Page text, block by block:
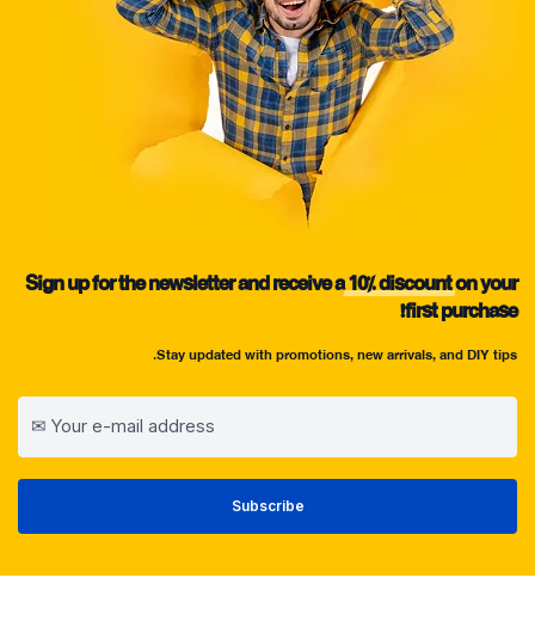
Sign up for the newsletter and receive a10%discounton your
first purchase!
Stay updated with promotions, new arrivals, and DIY tips.